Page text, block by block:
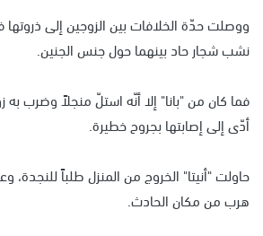
ووصلت حدّة الخلافات بين الزوجين إلى
نشب شجار حاد بينهما حول جنس الجنين.
فما كان من "بانا" إلا أنّه استلّ منجلاً وضرب به
أدّى إلى إصابتها بجروح خطيرة.
حاولت "أنيتا" الخروج من المنزل طلباً للنجدة،
هرب من مكان الحادث.